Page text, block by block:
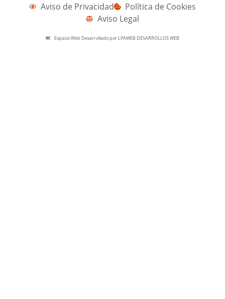
Aviso de Privacidad
Política de Cookies
Aviso Legal
Espacio Web Desarrollado por LPAWEB DESARROLLOS WEB